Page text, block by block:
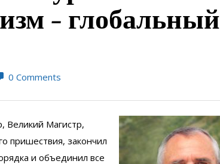
– глобальный
0 Comments
Великий Магистр,
пришествия, закончил
и объединил все